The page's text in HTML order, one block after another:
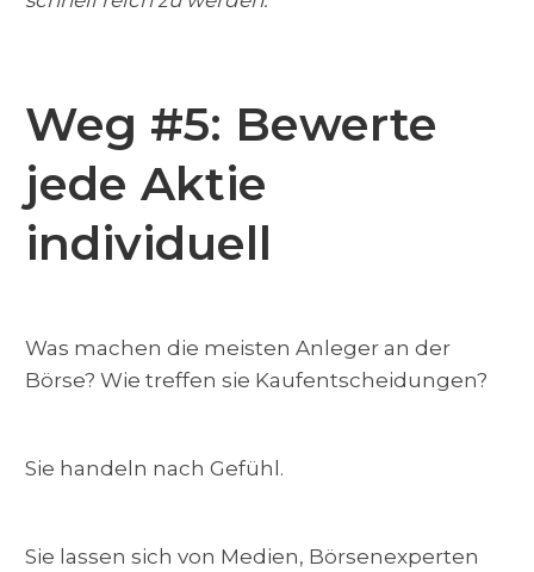
Weg #5: Bewerte
jede Aktie
individuell
Was machen die meisten Anleger an der
Börse? Wie treffen sie Kaufentscheidungen?
Sie handeln nach Gefühl.
Sie lassen sich von Medien, Börsenexperten